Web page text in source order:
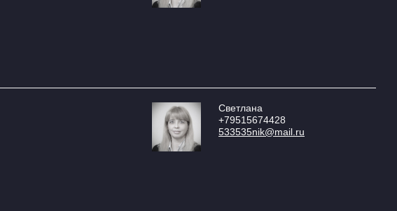
Светлана
+79515674428
533535nik@mail.ru